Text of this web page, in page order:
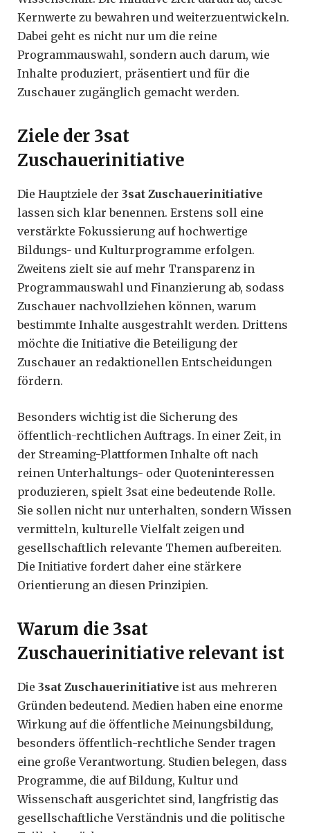
Kernwerte zu bewahren und weiterzuentwickeln.
Dabei geht es nicht nur um die reine
Programmauswahl, sondern auch darum, wie
Inhalte produziert, präsentiert und für die
Zuschauer zugänglich gemacht werden.
Ziele der 3sat
Zuschauerinitiative
Die Hauptziele der 3sat Zuschauerinitiative
lassen sich klar benennen. Erstens soll eine
verstärkte Fokussierung auf hochwertige
Bildungs- und Kulturprogramme erfolgen.
Zweitens zielt sie auf mehr Transparenz in
Programmauswahl und Finanzierung ab, sodass
Zuschauer nachvollziehen können, warum
bestimmte Inhalte ausgestrahlt werden. Drittens
möchte die Initiative die Beteiligung der
Zuschauer an redaktionellen Entscheidungen
fördern.
Besonders wichtig ist die Sicherung des
öffentlich-rechtlichen Auftrags. In einer Zeit, in
der Streaming-Plattformen Inhalte oft nach
reinen Unterhaltungs- oder Quoteninteressen
produzieren, spielt 3sat eine bedeutende Rolle.
Sie sollen nicht nur unterhalten, sondern Wissen
vermitteln, kulturelle Vielfalt zeigen und
gesellschaftlich relevante Themen aufbereiten.
Die Initiative fordert daher eine stärkere
Orientierung an diesen Prinzipien.
Warum die 3sat
Zuschauerinitiative relevant ist
Die 3sat Zuschauerinitiative ist aus mehreren
Gründen bedeutend. Medien haben eine enorme
Wirkung auf die öffentliche Meinungsbildung,
besonders öffentlich-rechtliche Sender tragen
eine große Verantwortung. Studien belegen, dass
Programme, die auf Bildung, Kultur und
Wissenschaft ausgerichtet sind, langfristig das
gesellschaftliche Verständnis und die politische